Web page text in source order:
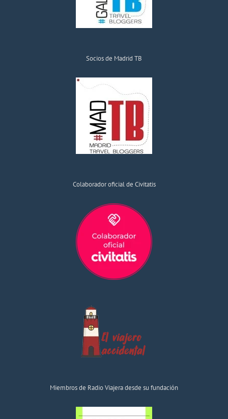
Socios de Madrid TB
Colaborador oficial de Civitatis
Miembros de Radio Viajera desde su fundación